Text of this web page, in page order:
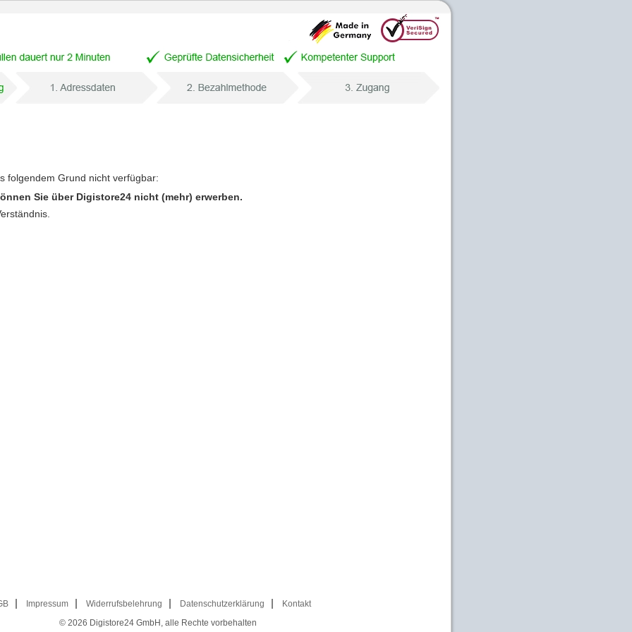
folgendem Grund nicht verfügbar:
Sie über Digistore24 nicht (mehr) erwerben.
Impressum Widerrufsbelehrung Datenschutzerklärung
Kontakt
© 2026 Digistore24 GmbH, alle Rechte vorbehalten